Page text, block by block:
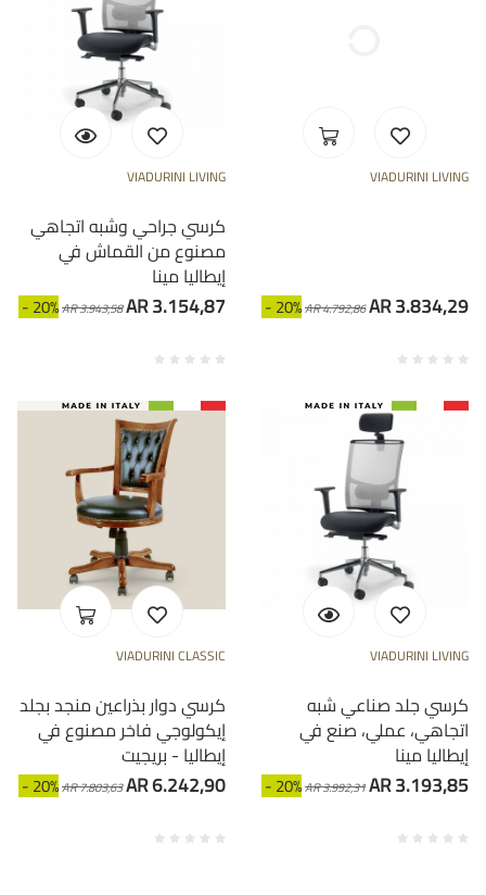
VIADURINI LIVING
كرسي جراحي وشبه اتجاهي
مصنوع من القماش في
إيطاليا مينا
- 20%AR 3.943,58AR 3.154,87
VIADURINI LIVING
- 20%AR 4.792,86AR 3.834,29
VIADURINI CLASSIC
كرسي دوار بذراعين منجد بجلد
إيكولوجي فاخر مصنوع في
إيطاليا - بريجيت
- 20%AR 7.803,63AR 6.242,90
VIADURINI LIVING
كرسي جلد صناعي شبه
اتجاهي، عملي، صنع في
إيطاليا مينا
- 20%AR 3.992,31AR 3.193,85